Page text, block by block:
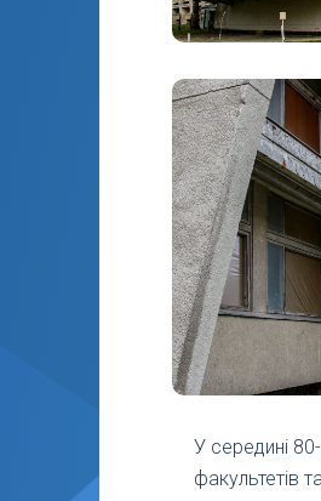
У середині
факультетів